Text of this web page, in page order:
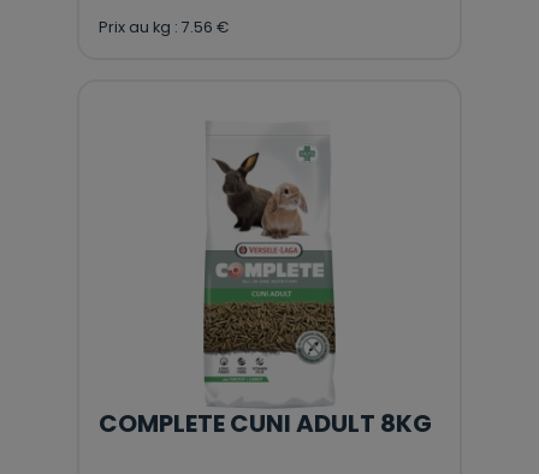
Prix au kg : 7.56 €
COMPLETE CUNI ADULT 8KG